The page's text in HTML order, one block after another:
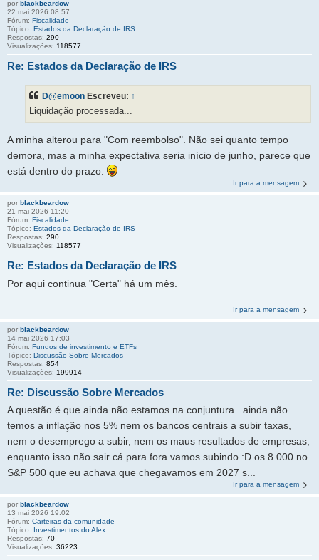
por blackbeardow
22 mai 2026 08:57
Fórum: Fiscalidade
Tópico: Estados da Declaração de IRS
Respostas: 290
Visualizações: 118577
Re: Estados da Declaração de IRS
D@emoon Escreveu: ↑
Liquidação processada...
A minha alterou para "Com reembolso". Não sei quanto tempo
demora, mas a minha expectativa seria início de junho, parece que
está dentro do prazo.
Ir para a mensagem
por blackbeardow
21 mai 2026 11:20
Fórum: Fiscalidade
Tópico: Estados da Declaração de IRS
Respostas: 290
Visualizações: 118577
Re: Estados da Declaração de IRS
Por aqui continua "Certa" há um mês.
Ir para a mensagem
por blackbeardow
14 mai 2026 17:03
Fórum: Fundos de investimento e ETFs
Tópico: Discussão Sobre Mercados
Respostas: 854
Visualizações: 199914
Re: Discussão Sobre Mercados
A questão é que ainda não estamos na conjuntura...ainda não
temos a inflação nos 5% nem os bancos centrais a subir taxas,
nem o desemprego a subir, nem os maus resultados de empresas,
enquanto isso não sair cá para fora vamos subindo :D os 8.000 no
S&P 500 que eu achava que chegavamos em 2027 s...
Ir para a mensagem
por blackbeardow
13 mai 2026 19:02
Fórum: Carteiras da comunidade
Tópico: Investimentos do Alex
Respostas: 70
Visualizações: 36223